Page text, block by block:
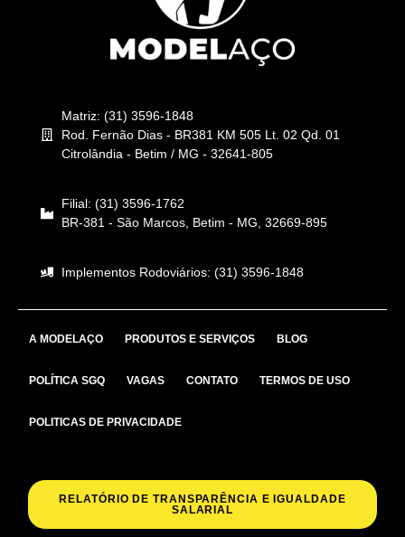
Matriz: (31) 3596-1848
Rod. Fernão Dias - BR381 KM 505 Lt. 02 Qd. 01
Citrolândia - Betim / MG - 32641-805
Filial: (31) 3596-1762
BR-381 - São Marcos, Betim - MG, 32669-895
Implementos Rodoviários: (31) 3596-1848
A MODELAÇO PRODUTOS E SERVIÇOS BLOG
POLÍTICA SGQ VAGAS CONTATO TERMOS DE USO
POLITICAS DE PRIVACIDADE
RELATÓRIO DE TRANSPARÊNCIA E IGUALDADE
SALARIAL